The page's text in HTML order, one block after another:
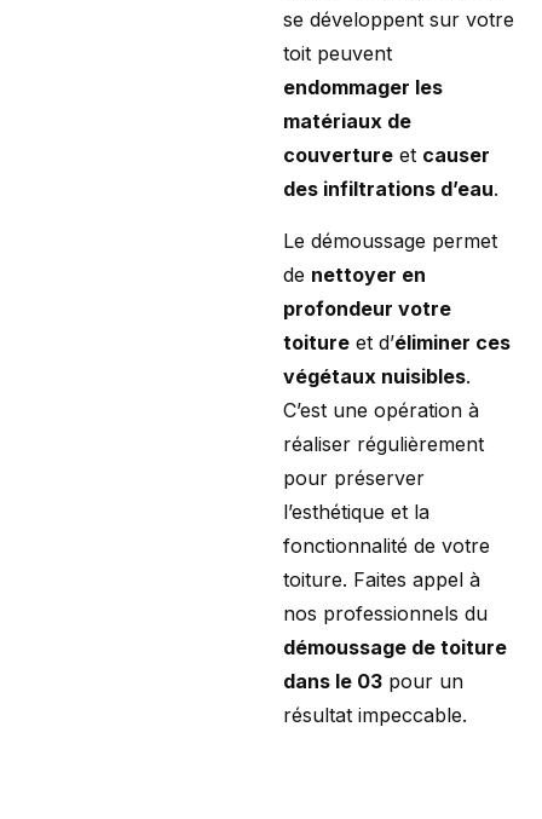
se développent sur votre
toit peuvent
endommager les
matériaux de
couverture et causer
des infiltrations d’eau.
Le démoussage permet
de nettoyer en
profondeur votre
toiture et d’éliminer ces
végétaux nuisibles.
C’est une opération à
réaliser régulièrement
pour préserver
l’esthétique et la
fonctionnalité de votre
toiture. Faites appel à
nos professionnels du
démoussage de toiture
dans le 03 pour un
résultat impeccable.